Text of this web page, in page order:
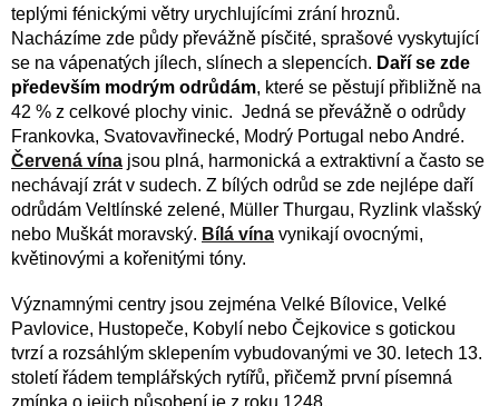
teplými fénickými větry urychlujícími zrání hroznů.
Nacházíme zde půdy převážně písčité, sprašové vyskytující
se na vápenatých jílech, slínech a slepencích. Daří se zde
především modrým odrůdám, které se pěstují přibližně na
42 % z celkové plochy vinic. Jedná se převážně o odrůdy
Frankovka, Svatovavřinecké, Modrý Portugal nebo André.
Červená vína jsou plná, harmonická a extraktivní a často se
nechávají zrát v sudech. Z bílých odrůd se zde nejlépe daří
odrůdám Veltlínské zelené, Müller Thurgau, Ryzlink vlašský
nebo Muškát moravský. Bílá vína vynikají ovocnými,
květinovými a kořenitými tóny.
Významnými centry jsou zejména Velké Bílovice, Velké
Pavlovice, Hustopeče, Kobylí nebo Čejkovice s gotickou
tvrzí a rozsáhlým sklepením vybudovanými ve 30. letech 13.
století řádem templářských rytířů, přičemž první písemná
zmínka o jejich působení je z roku 1248.